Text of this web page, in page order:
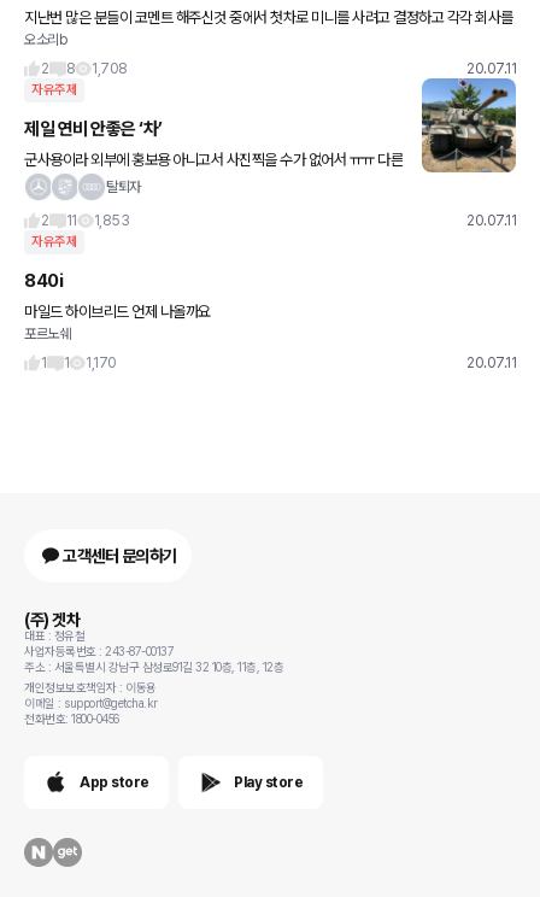
지난번 많은 분들이 코멘트 해주신것 중에서 첫차로 미니를 사려고 결정하고 각각 회사를
알아보다가... 도*치 에서 모 딜러님이랑 진행을 하려고 하던 중에 혹시나 해서 바*바리안
전시장에 들려
오소리b
2
8 1,708 20.07.11
자유주제
제일 연비 안좋은 ‘차’
군사용이라 외부에 홍보용 아니고서 사진찍을 수가 없어서 ㅠㅠ 다른
기종을 올려요. 제가 소개하고 싶었던 차는 K-200 장갑차지만 ㅠㅠ탈퇴자
2
11 1,853 20.07.11
자유주제
840i
마일드 하이브리드 언제 나올까요
포르노쉐
1
1 1,170 20.07.11
고객센터 문의하기
(주) 겟차
대표 : 정유철
사업자등록번호 : 243-87-00137
주소 : 서울특별시 강남구 삼성로91길 32 10층, 11층, 12층
개인정보보호책임자 : 이동용
이메일 : support@getcha.kr
전화번호: 1800-0456
App store Play store